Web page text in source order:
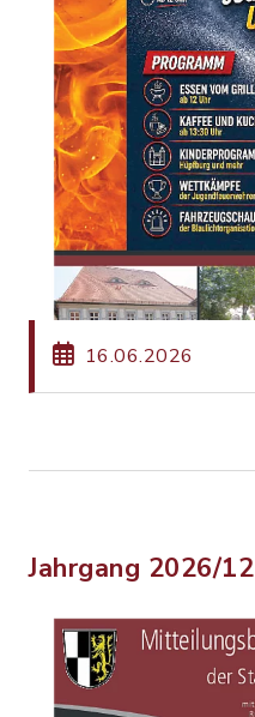
16.06.2026
Jahrgang 2026/12